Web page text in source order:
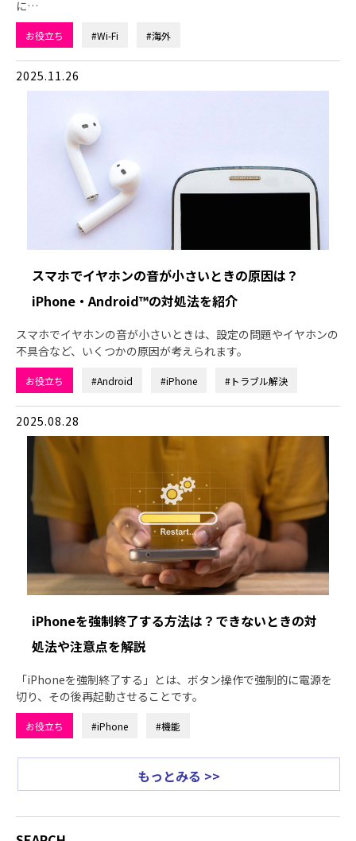
に…
お役立ち #Wi-Fi #海外
2025.11.26
スマホでイヤホンの音が小さいときの原因は？
iPhone・Android™の対処法を紹介
スマホでイヤホンの音が小さいときは、設定の問題やイヤホンの
不具合など、いくつかの原因が考えられます。
お役立ち #Android #iPhone #トラブル解決
2025.08.28
iPhoneを強制終了する方法は？できないときの対
処法や注意点を解説
「iPhoneを強制終了する」とは、ボタン操作で強制的に電源を
切り、その後再起動させることです。
お役立ち #iPhone #機能
もっとみる >>